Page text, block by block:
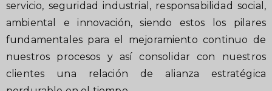
servicio, seguridad industrial, responsabilidad social,
ambiental e innovación, siendo estos los pilares
fundamentales para el mejoramiento continuo de
nuestros procesos y así consolidar con nuestros
clientes una relación de alianza estratégica